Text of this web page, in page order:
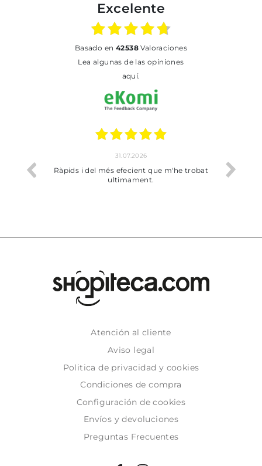
Excelente
basado en 42538Valoraciones
Lea algunas de las opiniones
aquí.
31.07.2026
Ràpids i del més efecient que m'he trobat
ultimament.
Bien pero
Atención al cliente
Aviso legal
Politica de privacidad y cookies
Condiciones de compra
Configuración de cookies
Envíos y devoluciones
Preguntas Frecuentes